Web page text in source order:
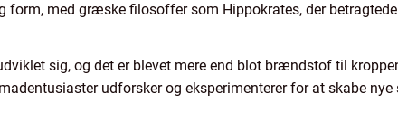
form, med græske filosoffer som Hippokrates, der
sig, og det er blevet mere end blot brændstof til
udforsker og eksperimenterer for at skabe